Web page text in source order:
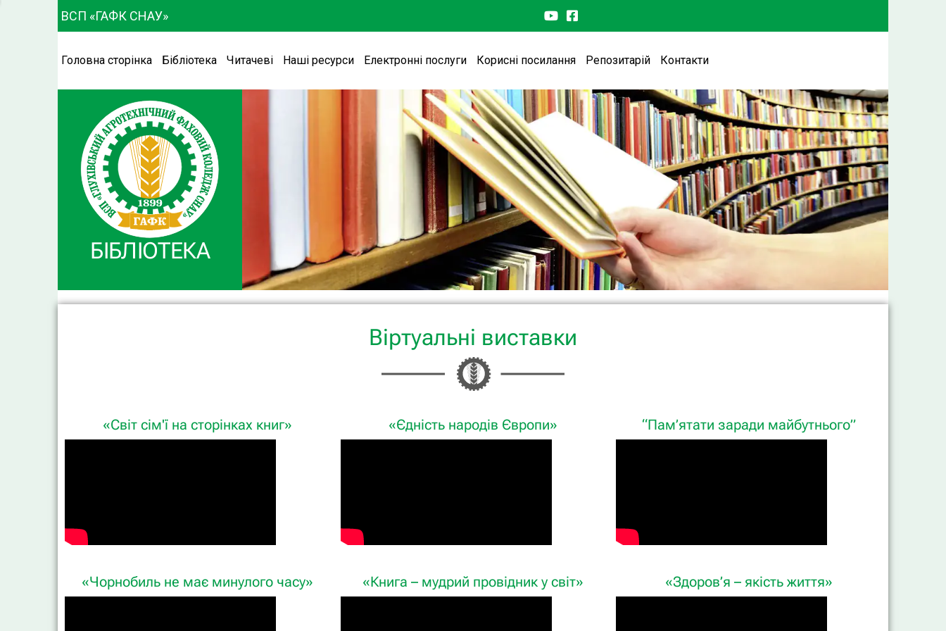
ВСП «ГАФК СНАУ»
Головна сторінка Бібліотека Читачеві Наші ресурси Електронні послуги Корисні посилання Репозитарій Контакти
БІБЛІОТЕКА
Віртуальні виставки
«Світ сім'ї на сторінках книг» «Єдність народів Європи» “Пам’ятати заради майбутнього”
«Чорнобиль не має минулого часу» «Книга – мудрий провідник у світ» «Здоров’я – якість життя»